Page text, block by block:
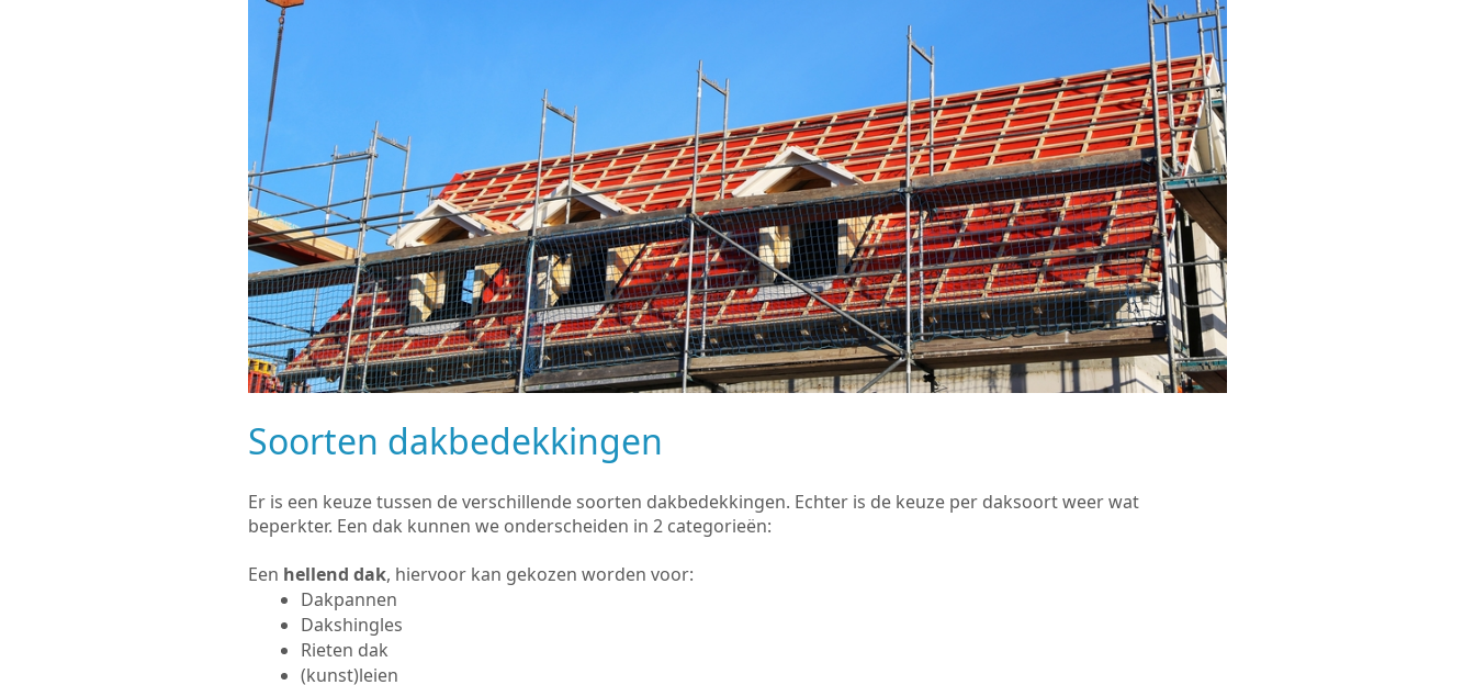
Soorten dakbedekkingen
Er is een keuze tussen de verschillende soorten dakbedekkingen. Echter is de keuze per daksoort weer wat
beperkter. Een dak kunnen we onderscheiden in 2 categorieën:
Een hellend dak, hiervoor kan gekozen worden voor:
Dakpannen
Dakshingles
Rieten dak
(kunst)leien